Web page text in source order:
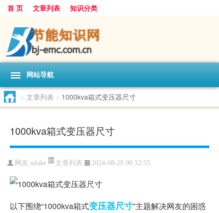
首 页 文章列表 知识分类
网站导航
> 文章列表 > 1000kva箱式变压器尺寸
1000kva箱式变压器尺寸
网友:sslake 文章列表 2024-08-28 00:12:55
以下围绕“1000kva箱式变压器尺寸”主题解决网友的困惑